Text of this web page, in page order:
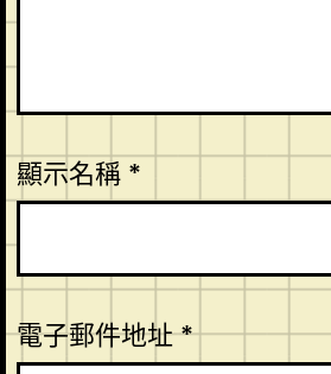
顯示名稱 *
電子郵件地址*